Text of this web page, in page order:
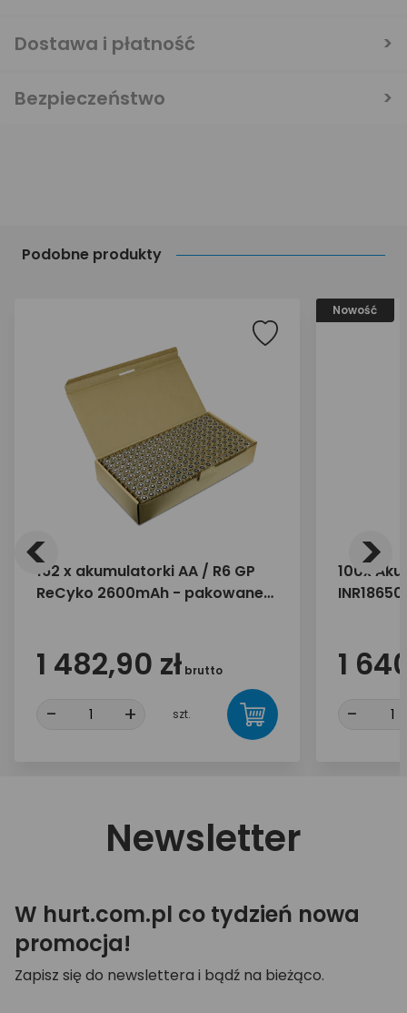
Podobne produkty
162 x akumulatorki AA / R6 GP
ReCyko 2600mAh - pakowane
1 482,90 zł brutto
- + szt.
Nowość
100x
1
-
< >
Dostawa i płatność
Bezpieczeństwo
Newsletter
W hurt.com.pl co tydzień nowa
promocja!
Zapisz się do newslettera i bądź na bieżąco.